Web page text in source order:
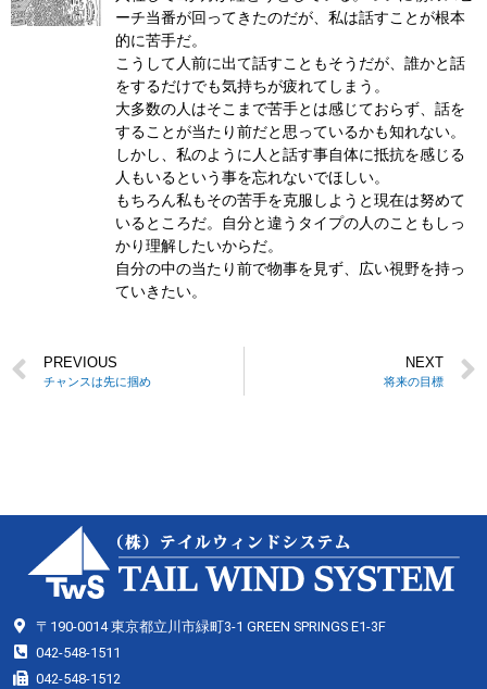
ーチ当番が回ってきたのだが、私は話すことが根本
的に苦手だ。
こうして人前に出て話すこともそうだが、誰かと話
をするだけでも気持ちが疲れてしまう。
大多数の人はそこまで苦手とは感じておらず、話を
することが当たり前だと思っているかも知れない。
しかし、私のように人と話す事自体に抵抗を感じる
人もいるという事を忘れないでほしい。
もちろん私もその苦手を克服しようと現在は努めて
いるところだ。自分と違うタイプの人のこともしっ
かり理解したいからだ。
自分の中の当たり前で物事を見ず、広い視野を持っ
ていきたい。
PREVIOUS
チャンスは先に掴め
NEXT
将来の目標
〒190-0014 東京都立川市緑町3-1 GREEN SPRINGS E1-3F
042-548-1511
042-548-1512